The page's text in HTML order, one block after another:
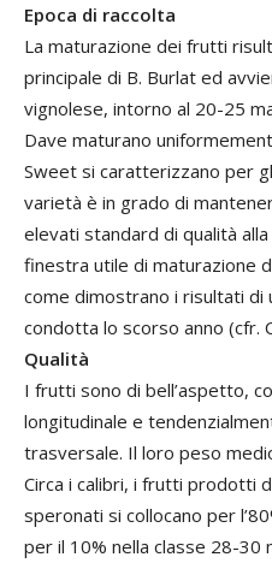
Epoca di raccolta
La maturazione dei frutti
principale di B. Burlat ed
vignolese, intorno al 20-25
Dave maturano
Sweet si caratterizzano per
varietà è in grado di
elevati standard di qualità
finestra utile di maturazione
come dimostrano i risultati di
condotta lo scorso anno (cfr.
Qualità
I frutti sono di bell’aspetto,
longitudinale e
trasversale. Il loro peso
Circa i calibri, i frutti prodotti
speronati si collocano per
per il 10% nella classe 28-30